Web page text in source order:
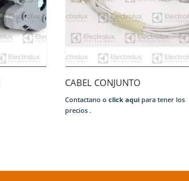
CABEL CONJUNTO
Contactano oclick aqui para tener los
precios .